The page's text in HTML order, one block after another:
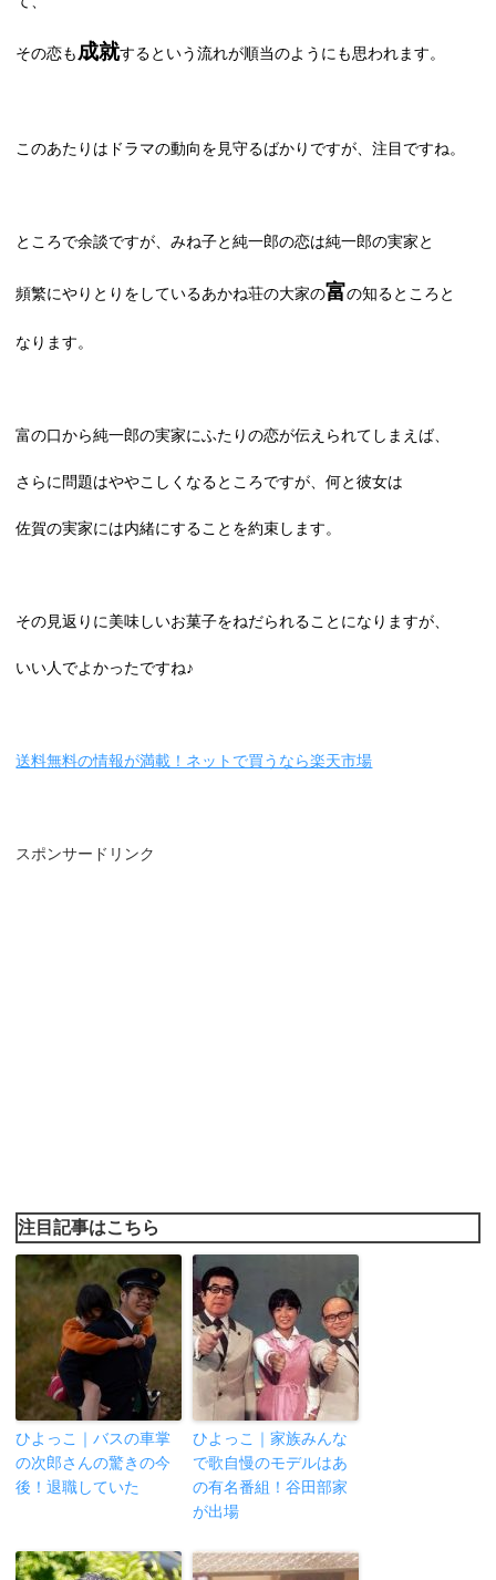
その恋も成就するという流れが順当のようにも思われます。
このあたりはドラマの動向を見守るばかりですが、注目ですね。
ところで余談ですが、みね子と純一郎の恋は純一郎の実家と
頻繁にやりとりをしているあかね荘の大家の富の知るところと
なります。
富の口から純一郎の実家にふたりの恋が伝えられてしまえば、
さらに問題はややこしくなるところですが、何と彼女は
佐賀の実家には内緒にすることを約束します。
その見返りに美味しいお菓子をねだられることになりますが、
いい人でよかったですね♪
送料無料の情報が満載！ネットで買うなら楽天市場
スポンサードリンク
注目記事はこちら
ひよっこ｜バスの車掌
の次郎さんの驚きの今
後！退職していた
ひよっこ｜家族みんな
で歌自慢のモデルはあ
の有名番組！谷田部家
が出場